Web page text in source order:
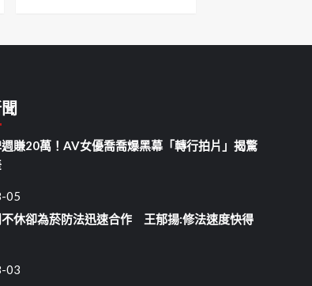
賺20萬！AV女優喬喬爆黑幕「轉行拍片」揭驚
05
休卻為菸防法迅速合作 王郁揚:修法速度快得
03